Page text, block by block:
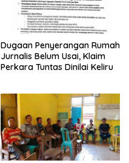
Dugaan Penyerangan Rumah
Jurnalis Belum Usai, Klaim
Perkara Tuntas Dinilai Keliru